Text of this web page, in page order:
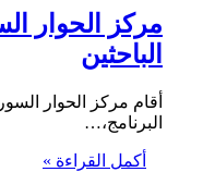
مركز الحوار
الباحثين
البرنامج،…
أكمل القراءة »